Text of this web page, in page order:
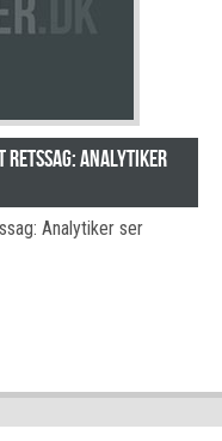
retssag: Analytiker
Analytiker ser